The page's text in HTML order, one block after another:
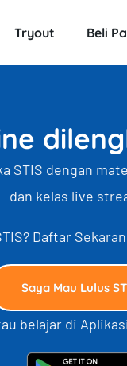
Tryout Beli
dengan
dan kelas live
Daftar
Saya Mau Lulus
belajar di